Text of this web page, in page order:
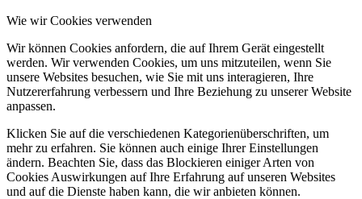
Wie wir Cookies verwenden
Wir können Cookies anfordern, die auf Ihrem Gerät eingestellt
werden. Wir verwenden Cookies, um uns mitzuteilen, wenn Sie
unsere Websites besuchen, wie Sie mit uns interagieren, Ihre
Nutzererfahrung verbessern und Ihre Beziehung zu unserer Website
anpassen.
Klicken Sie auf die verschiedenen Kategorienüberschriften, um
mehr zu erfahren. Sie können auch einige Ihrer Einstellungen
ändern. Beachten Sie, dass das Blockieren einiger Arten von
Cookies Auswirkungen auf Ihre Erfahrung auf unseren Websites
und auf die Dienste haben kann, die wir anbieten können.